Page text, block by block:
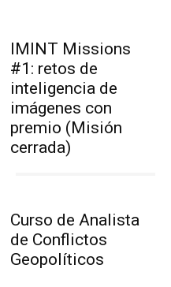
IMINT Missions
#1: retos de
inteligencia de
imágenes con
premio (Misión
cerrada)
Curso de Analista
de Conflictos
Geopolíticos